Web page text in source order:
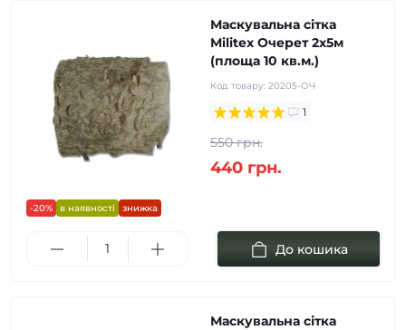
-20% в наявності знижка
Маскувальна сітка
Militex Очерет 2х5м
(площа 10 кв.м.)
Код товару: 20205-ОЧ
1
550 грн.
440 грн.
До кошика
Маскувальна сітка